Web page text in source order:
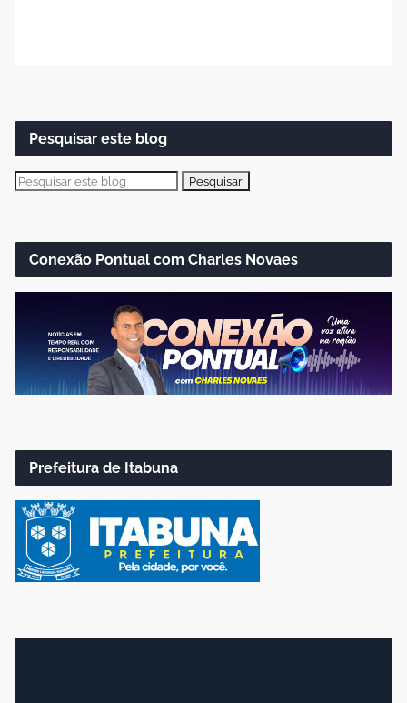
Pesquisar este blog
Conexão Pontual com Charles Novaes
Prefeitura de Itabuna